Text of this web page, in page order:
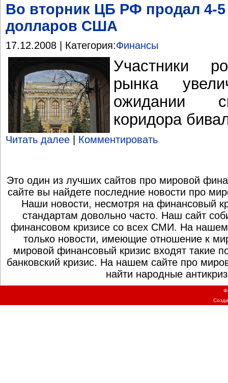
Во вторник ЦБ РФ продал 4-
долларов США
17.12.2008 | Категория:Финансы
Участники
рынка
ожидании
коридора
Читать далее | Комментировать
Это один из лучших сайтов про мировой
сайте вы найдете последние новости про
Наши новости, несмотря на финансовый
стандартам довольно часто. Наш сайт
финансовом кризисе со всех СМИ. На нашем
только новости, имеющие отношение к
мировой финансовый кризис входят такие
банковский кризис. На нашем сайте про
найти народные